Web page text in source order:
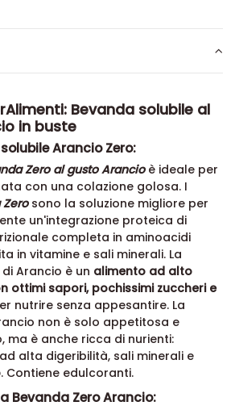
Bevanda solubile al
in buste
Arancio Zero:
Zero al gusto Arancioè ideale per
con una colazione golosa. I
sono la soluzione migliore per
un'integrazione proteica di
completa in aminoacidi
in vitamine e sali minerali. La
Arancio è un alimento ad alto
ottimi sapori, pochissimi zuccheri e
nutrire senza appesantire. La
non è solo appetitosa e
ma è anche ricca di nurienti:
alta digeribilità, sali minerali e
. Contiene edulcoranti.
Bevanda Zero Arancio: